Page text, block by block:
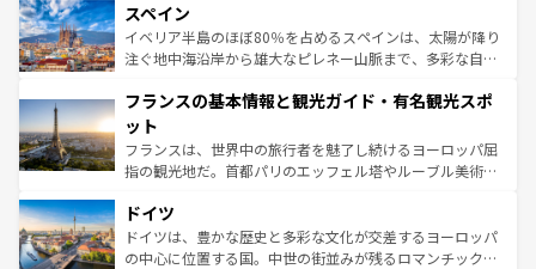
ろん、トスカーナの美しい田園風景やアマルフィ海岸の絶
景など、自然景観も見逃せない。観光の合間には、本場の
ピザやパスタなど、絶品のイタリア料理を堪能することも
ませてくれるイタリアで、忘れられない旅をしてみよう！
なお、新着のイタリア情報は
しい。
スペイン
イベリア半島のほぼ80％を占めるスペインは、太陽が降り
注ぐ地中海沿岸から雄大なピレネー山脈まで、多彩な自然
文化が根付くこの国では、情熱的なフラメンコ、熱気あふ
れる闘牛、そして美味しいタパスが生活の一部となってい
る。首都マドリードの洗練された雰囲気や、バルセロナの
アートに溢れた街角から、地方では古代ローマ遺跡や中世
せる。地方によって風土や気候が異なるスペインはその個
性で訪れる人を魅了する。 なお、新着のスペイン情報は コ
ンテンツ一覧を参照してほしい。
フランスの基本情報と観光ガイド・有名観光スポ
ット
フランスは、世界中の旅行者を魅了し続けるヨーロッパ屈
指の観光地だ。首都パリのエッフェル塔やルーブル美術館
で、幅広い魅力が詰まっている。華麗な宮殿、歴史的な大
聖堂、美しいビーチ、そして豊かな自然が、訪れる者を心
から魅了する。また、フランスは美食の国としても知ら
ドイツ
ドイツは、豊かな歴史と多彩な文化が交差するヨーロッパ
の中心に位置する国。中世の街並みが残るロマンチック街